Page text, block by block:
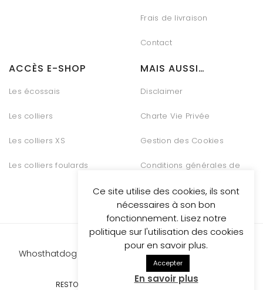
Frais de livraison
Contact
ACCÈS E-SHOP
Les écossais
Les colliers
Les colliers XS
Les colliers foulards
MAIS AUSSI…
Disclaimer
Charte Vie Privée
Gestion des Cookies
Conditions générales de
Whosthatdog propulsed by Be Quiet Digital Marketing
RESTONS CONNECTÉS
Ce site utilise des cookies, ils sont
nécessaires à son bon
fonctionnement. Lisez notre
politique sur l'utilisation des cookies
pour en savoir plus.
Accepter
En savoir plus